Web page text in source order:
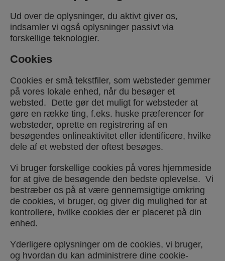
Ud over de oplysninger, du aktivt giver os,
indsamler vi også oplysninger passivt via
forskellige teknologier.
Cookies
Cookies er små tekstfiler, som websteder gemmer
på vores lokale enhed, når du besøger et
websted. Dette gør det muligt for websteder at
gøre en række ting, f.eks. huske præferencer for
websteder, oprette en registrering af en
besøgendes onlineaktivitet eller identificere, hvilke
dele af et websted der oftest besøges.
Vi bruger forskellige cookies på vores hjemmeside
for at give de besøgende den bedste oplevelse. Vi
bestræber os på at være gennemsigtige omkring
de cookies, vi bruger, og giver dig mulighed for at
kontrollere, hvilke cookies der er placeret på din
enhed.
Yderligere oplysninger om de cookies, vi bruger,
og hvordan du kan administrere dine cookie-